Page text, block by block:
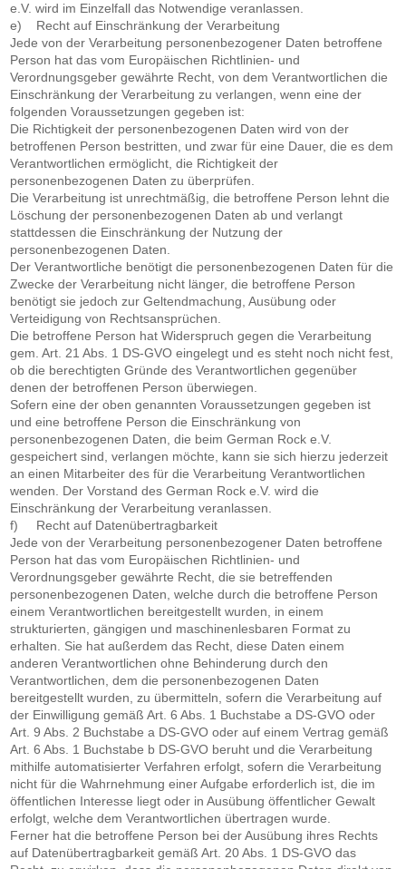
e.V. wird im Einzelfall das Notwendige veranlassen.
e) Recht auf Einschränkung der Verarbeitung
Jede von der Verarbeitung personenbezogener Daten betroffene
Person hat das vom Europäischen Richtlinien- und
Verordnungsgeber gewährte Recht, von dem Verantwortlichen die
Einschränkung der Verarbeitung zu verlangen, wenn eine der
folgenden Voraussetzungen gegeben ist:
Die Richtigkeit der personenbezogenen Daten wird von der
betroffenen Person bestritten, und zwar für eine Dauer, die es dem
Verantwortlichen ermöglicht, die Richtigkeit der
personenbezogenen Daten zu überprüfen.
Die Verarbeitung ist unrechtmäßig, die betroffene Person lehnt die
Löschung der personenbezogenen Daten ab und verlangt
stattdessen die Einschränkung der Nutzung der
personenbezogenen Daten.
Der Verantwortliche benötigt die personenbezogenen Daten für die
Zwecke der Verarbeitung nicht länger, die betroffene Person
benötigt sie jedoch zur Geltendmachung, Ausübung oder
Verteidigung von Rechtsansprüchen.
Die betroffene Person hat Widerspruch gegen die Verarbeitung
gem. Art. 21 Abs. 1 DS-GVO eingelegt und es steht noch nicht fest,
ob die berechtigten Gründe des Verantwortlichen gegenüber
denen der betroffenen Person überwiegen.
Sofern eine der oben genannten Voraussetzungen gegeben ist
und eine betroffene Person die Einschränkung von
personenbezogenen Daten, die beim German Rock e.V.
gespeichert sind, verlangen möchte, kann sie sich hierzu jederzeit
an einen Mitarbeiter des für die Verarbeitung Verantwortlichen
wenden. Der Vorstand des German Rock e.V. wird die
Einschränkung der Verarbeitung veranlassen.
f) Recht auf Datenübertragbarkeit
Jede von der Verarbeitung personenbezogener Daten betroffene
Person hat das vom Europäischen Richtlinien- und
Verordnungsgeber gewährte Recht, die sie betreffenden
personenbezogenen Daten, welche durch die betroffene Person
einem Verantwortlichen bereitgestellt wurden, in einem
strukturierten, gängigen und maschinenlesbaren Format zu
erhalten. Sie hat außerdem das Recht, diese Daten einem
anderen Verantwortlichen ohne Behinderung durch den
Verantwortlichen, dem die personenbezogenen Daten
bereitgestellt wurden, zu übermitteln, sofern die Verarbeitung auf
der Einwilligung gemäß Art. 6 Abs. 1 Buchstabe a DS-GVO oder
Art. 9 Abs. 2 Buchstabe a DS-GVO oder auf einem Vertrag gemäß
Art. 6 Abs. 1 Buchstabe b DS-GVO beruht und die Verarbeitung
mithilfe automatisierter Verfahren erfolgt, sofern die Verarbeitung
nicht für die Wahrnehmung einer Aufgabe erforderlich ist, die im
öffentlichen Interesse liegt oder in Ausübung öffentlicher Gewalt
erfolgt, welche dem Verantwortlichen übertragen wurde.
Ferner hat die betroffene Person bei der Ausübung ihres Rechts
auf Datenübertragbarkeit gemäß Art. 20 Abs. 1 DS-GVO das